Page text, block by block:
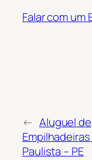
Falar com um
← Aluguel de
Paulista – PE